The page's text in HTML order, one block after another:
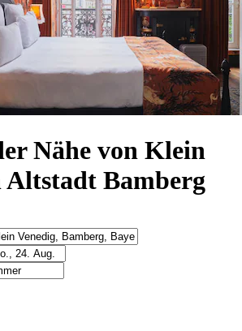
Nähe von Klein
Altstadt Bamberg